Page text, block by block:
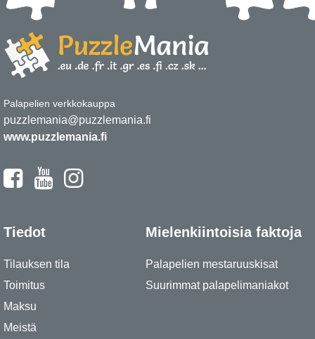
Palapelien verkkokauppa
puzzlemania@puzzlemania.fi
www.puzzlemania.fi
Tiedot
Tilauksen tila
Toimitus
Maksu
Meistä
Mielenkiintoisia faktoja
Palapelien mestaruuskisat
Suurimmat palapelimaniakot